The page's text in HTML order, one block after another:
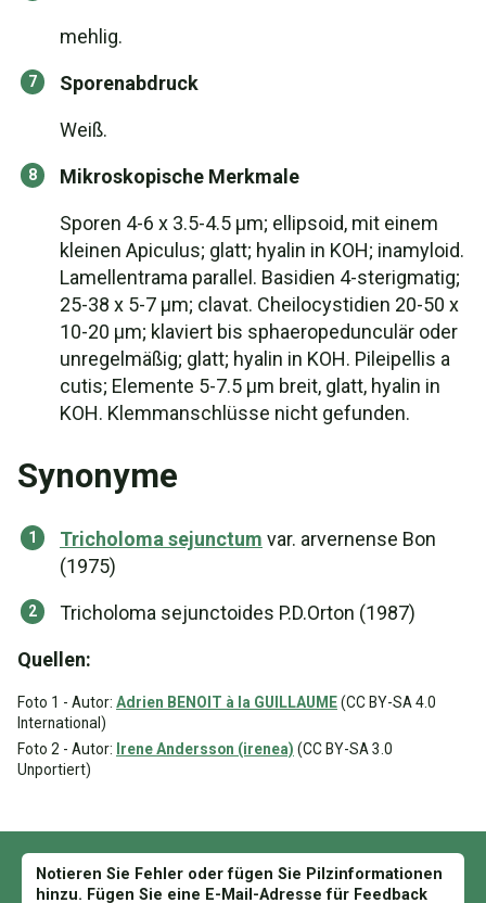
mehlig.
Sporenabdruck
Weiß.
Mikroskopische Merkmale
Sporen 4-6 x 3.5-4.5 µm; ellipsoid, mit einem
kleinen Apiculus; glatt; hyalin in KOH; inamyloid.
Lamellentrama parallel. Basidien 4-sterigmatig;
25-38 x 5-7 µm; clavat. Cheilocystidien 20-50 x
10-20 µm; klaviert bis sphaeropedunculär oder
unregelmäßig; glatt; hyalin in KOH. Pileipellis a
cutis; Elemente 5-7.5 µm breit, glatt, hyalin in
KOH. Klemmanschlüsse nicht gefunden.
Synonyme
Tricholoma sejunctum var. arvernense Bon
(1975)
Tricholoma sejunctoides P.D.Orton (1987)
Quellen:
Foto 1 - Autor: Adrien BENOIT à la GUILLAUME(CC BY-SA 4.0
International)
Foto 2 - Autor: Irene Andersson (irenea) (CC BY-SA 3.0
Unportiert)